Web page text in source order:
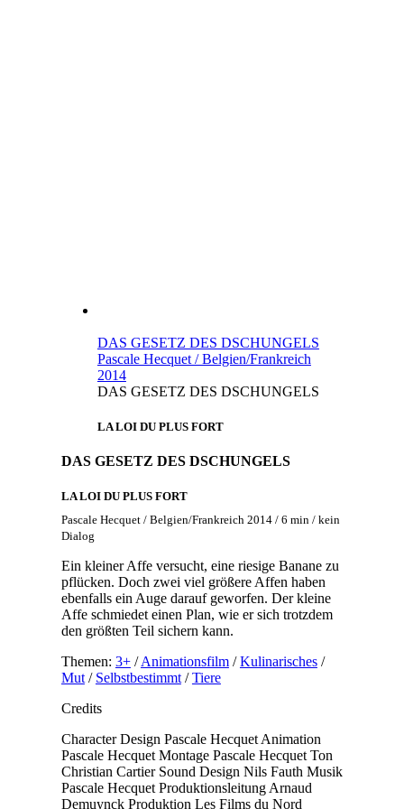
DAS GESETZ DES DSCHUNGELS
Pascale Hecquet / Belgien/Frankreich
2014
DAS GESETZ DES DSCHUNGELS
LA LOI DU PLUS FORT
DAS GESETZ DES DSCHUNGELS
LA LOI DU PLUS FORT
Pascale Hecquet / Belgien/Frankreich 2014 / 6 min / kein
Dialog
Ein kleiner Affe versucht, eine riesige Banane zu
pflücken. Doch zwei viel größere Affen haben
ebenfalls ein Auge darauf geworfen. Der kleine
Affe schmiedet einen Plan, wie er sich trotzdem
den größten Teil sichern kann.
Themen: 3+/Animationsfilm/Kulinarisches/
Mut/ Selbstbestimmt/Tiere
Credits
Character Design Pascale Hecquet Animation
Pascale Hecquet Montage Pascale Hecquet Ton
Christian Cartier Sound Design Nils Fauth Musik
Pascale Hecquet Produktionsleitung Arnaud
Demuynck Produktion Les Films du Nord